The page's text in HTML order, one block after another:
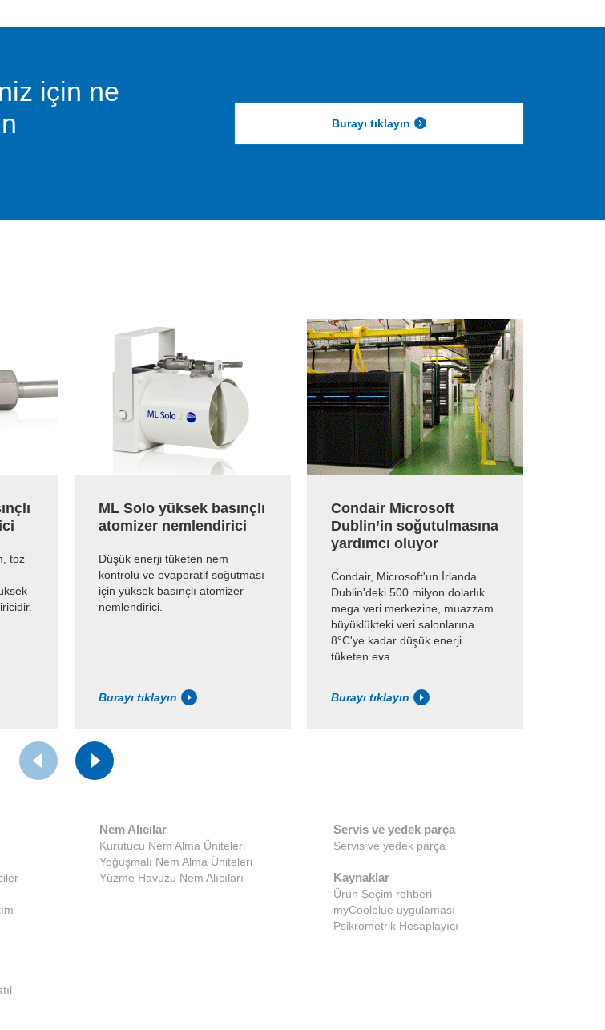
için ne
Burayı tıklayın
toz
ML Solo yüksek basınçlı
atomizer nemlendirici
Düşük enerji tüketen nem
kontrolü ve evaporatif soğutması
için yüksek basınçlı atomizer
nemlendirici.
Burayı tıklayın
Condair Microsoft
Dublin’in soğutulmasına
yardımcı oluyor
Condair, Microsoft'un İrlanda
Dublin'deki 500 milyon dolarlık
mega veri merkezine, muazzam
büyüklükteki veri salonlarına
8°C'ye kadar düşük enerji
tüketen eva...
Burayı tıklayın
Nem Alıcılar
Kurutucu Nem Alma Üniteleri
Yoğuşmalı Nem Alma Üniteleri
Yüzme Havuzu Nem Alıcıları
Servis ve yedek parça
Servis ve yedek parça
Kaynaklar
Ürün Seçim rehberi
myCoolblue uygulaması
Psikrometrik Hesaplayıcı